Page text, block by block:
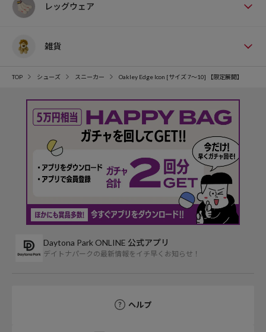
レッグウェア
雑貨
TOP シューズ スニーカー Oakley Edge Icon [サイズ 7～10] 【限定展開】
Daytona Park ONLINE 公式アプリ
デイトナパークの最新情報をイチ早くお知らせ！
ヘルプ